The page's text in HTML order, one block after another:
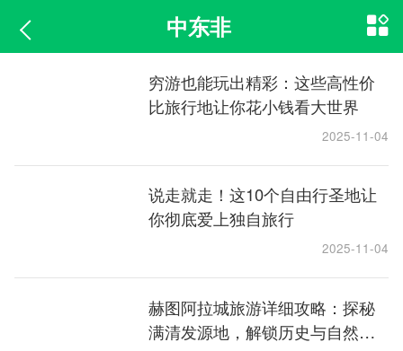
中东非
穷游也能玩出精彩：这些高性价
比旅行地让你花小钱看大世界
2025-11-04
说走就走！这10个自由行圣地让
你彻底爱上独自旅行
2025-11-04
赫图阿拉城旅游详细攻略：探秘
满清发源地，解锁历史与自然的